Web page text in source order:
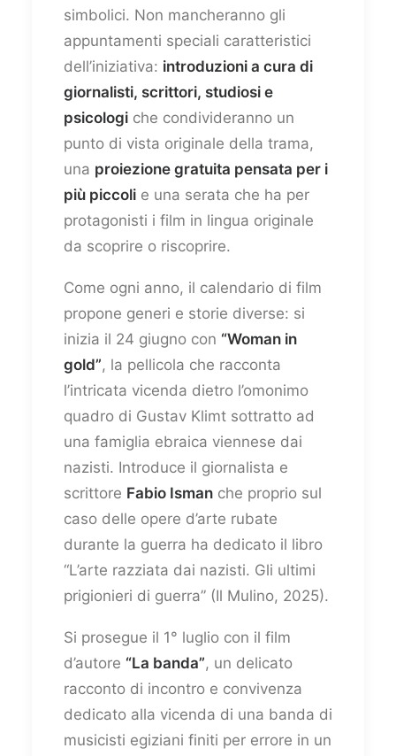
simbolici. Non mancheranno gli
appuntamenti speciali caratteristici
dell’iniziativa: introduzioni a cura di
giornalisti, scrittori, studiosi e
psicologi che condivideranno un
punto di vista originale della trama,
una proiezione gratuita pensata per i
più piccoli e una serata che ha per
protagonisti i film in lingua originale
da scoprire o riscoprire.
Come ogni anno, il calendario di film
propone generi e storie diverse: si
inizia il 24 giugno con “Woman in
gold”, la pellicola che racconta
l’intricata vicenda dietro l’omonimo
quadro di Gustav Klimt sottratto ad
una famiglia ebraica viennese dai
nazisti. Introduce il giornalista e
scrittore Fabio Isman che proprio sul
caso delle opere d’arte rubate
durante la guerra ha dedicato il libro
“L’arte razziata dai nazisti. Gli ultimi
prigionieri di guerra” (Il Mulino, 2025).
Si prosegue il 1° luglio con il film
d’autore “La banda”, un delicato
racconto di incontro e convivenza
dedicato alla vicenda di una banda di
musicisti egiziani finiti per errore in un